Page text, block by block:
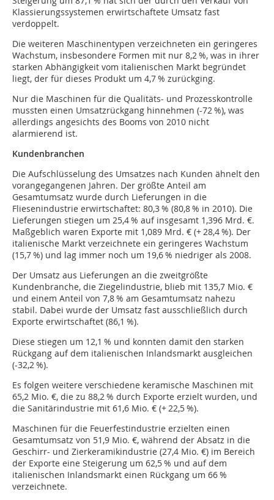
Klassierungssystemen erwirtschaftete Umsatz fast
verdoppelt.
Die weiteren Maschinentypen verzeichneten ein geringeres
Wachstum, insbesondere Formen mit nur 8,2 %, was in ihrer
starken Abhängigkeit vom italienischen Markt begründet
liegt, der für dieses Produkt um 4,7 % zurückging.
Nur die Maschinen für die Qualitäts- und Prozesskontrolle
mussten einen Umsatzrückgang hinnehmen (-72 %), was
allerdings angesichts des Booms von 2010 nicht
alarmierend ist.
Kundenbranchen
Die Aufschlüsselung des Umsatzes nach Kunden ähnelt den
vorangegangenen Jahren. Der größte Anteil am
Gesamtumsatz wurde durch Lieferungen in die
Fliesenindustrie erwirtschaftet: 80,3 % (80,8 % in 2010). Die
Lieferungen stiegen um 25,4 % auf insgesamt 1,396 Mrd. €.
Maßgeblich waren Exporte mit 1,089 Mrd. € (+ 28,4 %). Der
italienische Markt verzeichnete ein geringeres Wachstum
(15,7 %) und lag immer noch um 19,6 % niedriger als 2008.
Der Umsatz aus Lieferungen an die zweitgrößte
Kundenbranche, die Ziegelindustrie, blieb mit 135,7 Mio. €
und einem Anteil von 7,8 % am Gesamt­umsatz nahezu
stabil. Dabei wurde der Umsatz fast ausschließlich durch
Exporte erwirtschaftet (86,1 %).
Diese stiegen um 12,1 % und konnten damit den starken
Rückgang auf dem italienischen Inlandsmarkt ausgleichen
(-32,2 %).
Es folgen weitere verschiedene keramische Maschinen mit
65,2 Mio. €, die zu 88,2 % durch Exporte erzielt wurden, und
die Sanitärindustrie mit 61,6 Mio. € (+ 22,5 %).
Maschinen für die Feuer­festindustrie erzielten einen
Gesamtumsatz von 51,9 Mio. €, während der Absatz in die
Geschirr- und Zierkeramikindustrie (27,4 Mio. €) im Bereich
der Exporte eine Steigerung um 62,5 % und auf dem
italienischen Inlandsmarkt einen Rückgang um 66 %
verzeichnete.